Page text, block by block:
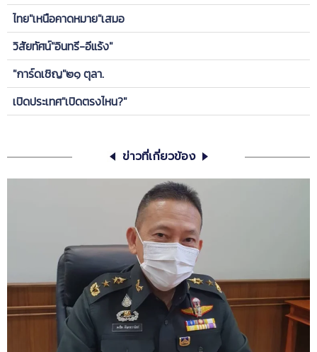
ไทย"เหนือคาดหมาย"เสมอ
วิสัยทัศน์"อินทรี-อีแร้ง"
"การ์ดเชิญ"๒๑ ตุลา.
เปิดประเทศ"เปิดตรงไหน?"
ข่าวที่เกี่ยวข้อง